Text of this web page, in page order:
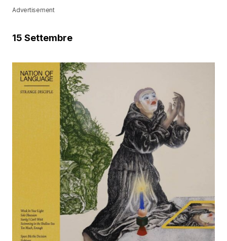
Advertisement
15 Settembre